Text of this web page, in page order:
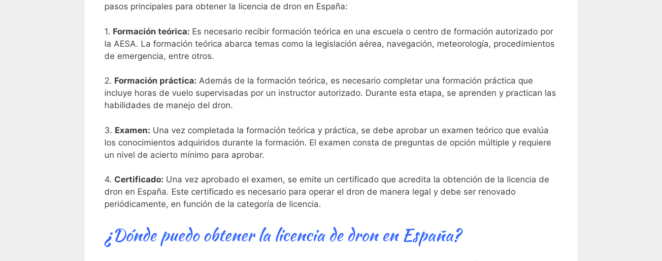
pasos principales ⁣para obtener la licencia de dron⁢ en España:
1. Formación teórica: Es necesario​ recibir formación teórica en una escuela o centro de formación autorizado ​por
la ​AESA. La formación teórica abarca⁣ temas como ⁣la legislación aérea, navegación, meteorología, procedimientos
de emergencia, ⁤entre otros.
2. Formación ‍práctica: Además de la formación teórica, ⁤es necesario ⁣completar una formación ‌práctica que
incluye ‌horas de vuelo supervisadas por un instructor ‍autorizado. Durante esta etapa, se aprenden y practican las
habilidades de manejo del dron.
3. Examen: Una vez completada la formación teórica y práctica, se debe aprobar un examen teórico que evalúa
los conocimientos adquiridos durante la formación. El examen consta de ​preguntas de opción múltiple y requiere
un nivel de acierto mínimo para aprobar.
4. Certificado: Una vez aprobado el examen,⁣ se emite un certificado que acredita la obtención ​de la licencia ‌de
dron⁤ en España. Este certificado ⁤es necesario para operar⁢ el dron de manera‍ legal y debe ser renovado
periódicamente, en función de la categoría de licencia.
¿Dónde puedo obtener la licencia de dron en España?